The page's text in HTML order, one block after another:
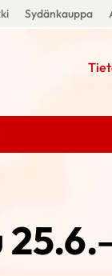
Sydänkauppa